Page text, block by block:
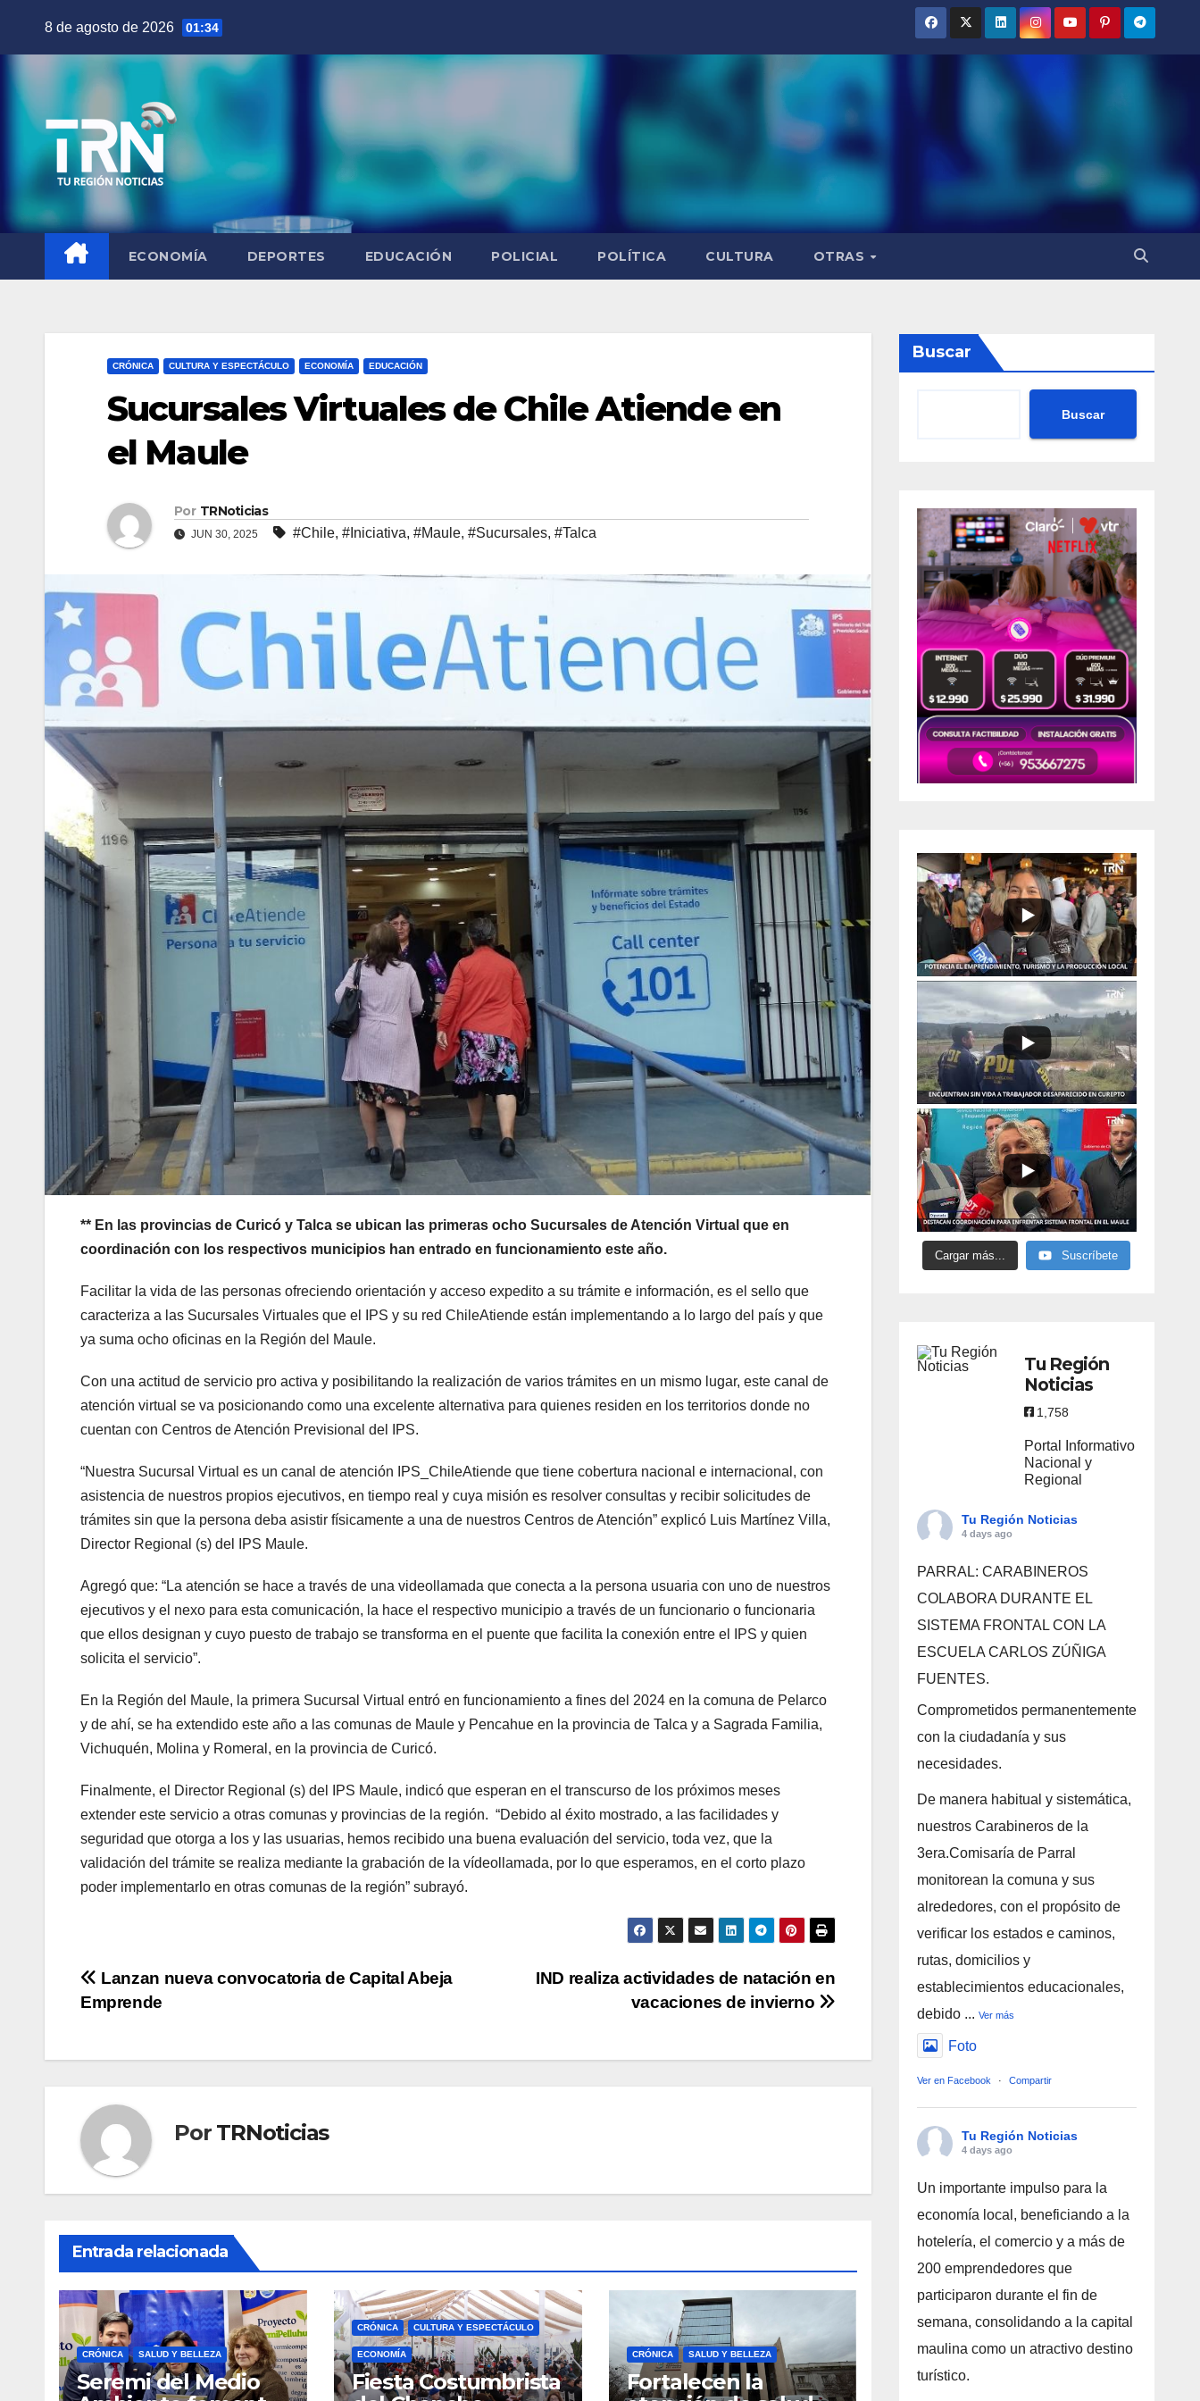
8 de agosto de 2026 01:34
ECONOMÍA DEPORTES EDUCACIÓN POLICIAL POLÍTICA CULTURA OTRAS
CRÓNICA CULTURA Y ESPECTÁCULO ECONOMÍA EDUCACIÓN
Sucursales Virtuales de Chile Atiende en
el Maule
Por TRNoticias
JUN 30, 2025 #Chile, #Iniciativa, #Maule, #Sucursales, #Talca
** En las provincias de Curicó y Talca se ubican las primeras ocho Sucursales de Atención Virtual que en
coordinación con los respectivos municipios han entrado en funcionamiento este año.
Facilitar la vida de las personas ofreciendo orientación y acceso expedito a su trámite e información, es el sello que
caracteriza a las Sucursales Virtuales que el IPS y su red ChileAtiende están implementando a lo largo del país y que
ya suma ocho oficinas en la Región del Maule.
Con una actitud de servicio pro activa y posibilitando la realización de varios trámites en un mismo lugar, este canal de
atención virtual se va posicionando como una excelente alternativa para quienes residen en los territorios donde no
cuentan con Centros de Atención Previsional del IPS.
“Nuestra Sucursal Virtual es un canal de atención IPS_ChileAtiende que tiene cobertura nacional e internacional, con
asistencia de nuestros propios ejecutivos, en tiempo real y cuya misión es resolver consultas y recibir solicitudes de
trámites sin que la persona deba asistir físicamente a una de nuestros Centros de Atención” explicó Luis Martínez Villa,
Director Regional (s) del IPS Maule.
Agregó que: “La atención se hace a través de una videollamada que conecta a la persona usuaria con uno de nuestros
ejecutivos y el nexo para esta comunicación, la hace el respectivo municipio a través de un funcionario o funcionaria
que ellos designan y cuyo puesto de trabajo se transforma en el puente que facilita la conexión entre el IPS y quien
solicita el servicio”.
En la Región del Maule, la primera Sucursal Virtual entró en funcionamiento a fines del 2024 en la comuna de Pelarco
y de ahí, se ha extendido este año a las comunas de Maule y Pencahue en la provincia de Talca y a Sagrada Familia,
Vichuquén, Molina y Romeral, en la provincia de Curicó.
Finalmente, el Director Regional (s) del IPS Maule, indicó que esperan en el transcurso de los próximos meses
extender este servicio a otras comunas y provincias de la región. “Debido al éxito mostrado, a las facilidades y
seguridad que otorga a los y las usuarias, hemos recibido una buena evaluación del servicio, toda vez, que la
validación del trámite se realiza mediante la grabación de la vídeollamada, por lo que esperamos, en el corto plazo
poder implementarlo en otras comunas de la región” subrayó.
Navegación
de
entradas
IND realiza actividades de natación en
vacaciones de invierno
Lanzan nueva convocatoria de Capital Abeja
Emprende
Por TRNoticias
Entrada relacionada
CRÓNICA SALUD Y BELLEZA
Seremi del Medio
CRÓNICA CULTURA Y ESPECTÁCULO
ECONOMÍA
Fiesta Costumbrista
CRÓNICA SALUD Y BELLEZA
Fortalecen la
Buscar
Buscar
Cargar más... Suscríbete
Tu Región
Noticias
1,758
Portal Informativo
Nacional y
Regional
Tu Región Noticias
4 days ago
PARRAL: CARABINEROS
COLABORA DURANTE EL
SISTEMA FRONTAL CON LA
ESCUELA CARLOS ZÚÑIGA
FUENTES.
Comprometidos permanentemente
con la ciudadanía y sus
necesidades.
De manera habitual y sistemática,
nuestros Carabineros de la
3era.Comisaría de Parral
monitorean la comuna y sus
alrededores, con el propósito de
verificar los estados e caminos,
rutas, domicilios y
establecimientos educacionales,
debido ... Ver más
Foto
Ver en Facebook · Compartir
Tu Región Noticias
4 days ago
Un importante impulso para la
economía local, beneficiando a la
hotelería, el comercio y a más de
200 emprendedores que
participaron durante el fin de
semana, consolidando a la capital
maulina como un atractivo destino
turístico.